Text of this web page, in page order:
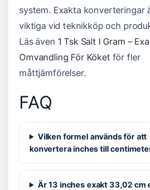
system. Exakta konverteringar
viktiga vid teknikköp och
Läs även 1 Tsk Salt I Gram –
Omvandling För Köket för fler
måttjämförelser.
FAQ
Vilken formel används för att
konvertera inches till
Är 13 inches exakt 33,02 cm